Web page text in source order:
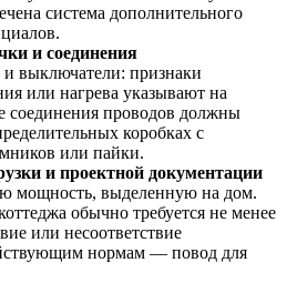
система дополнительного
и соединения
и выключатели: признаки
или нагрева указывают на
соединения проводов должны
коробках с
или пайки.
и проектной документации
мощность, выделенную на дом.
обычно требуется не менее
или несоответствие
нормам — повод для